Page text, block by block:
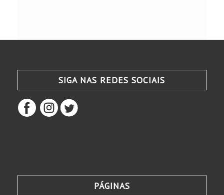
SIGA NAS REDES SOCIAIS
PÁGINAS